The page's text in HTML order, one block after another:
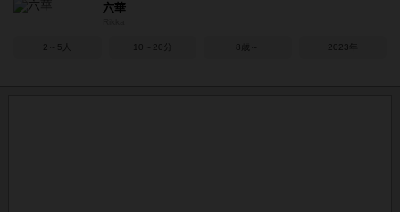
六華
2～5人 10～20分 8歳～ 2023年